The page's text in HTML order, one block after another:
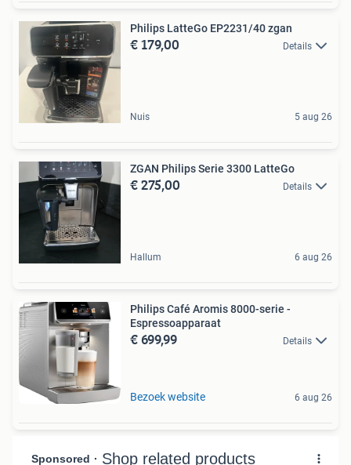
Philips LatteGo EP2231/40 zgan
€ 179,00 Details
Nuis 5 aug 26
ZGAN Philips Serie 3300 LatteGo
€ 275,00 Details
Hallum 6 aug 26
Philips Café Aromis 8000-serie -
Espressoapparaat
€ 699,99 Details
Bezoek website 6 aug 26